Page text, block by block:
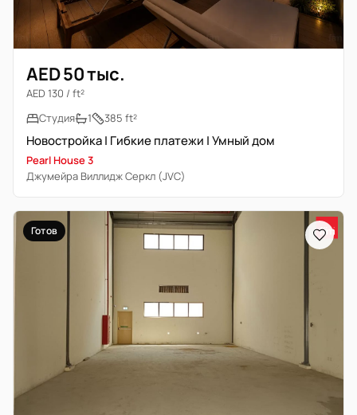
AED 50 тыс.
AED 130 / ft²
Студия
1 385 ft²
Новостройка | Гибкие платежи | Умный дом
Pearl House 3
Джумейра Виллидж Серкл (JVC)
Готов